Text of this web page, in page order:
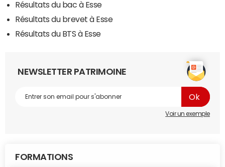
Résultats du bac à Esse
Résultats du brevet à Esse
Résultats du BTS à Esse
NEWSLETTER PATRIMOINE
Voir un exemple
FORMATIONS